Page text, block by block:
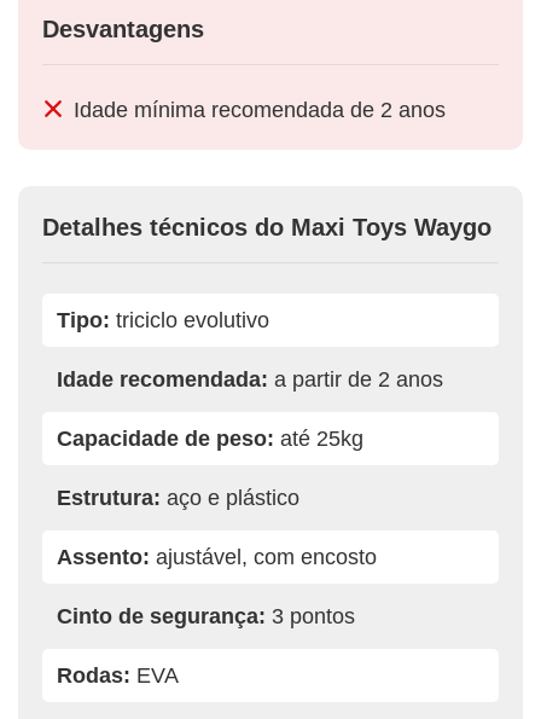
Desvantagens
Idade mínima recomendada de 2 anos
Detalhes técnicos do Maxi Toys Waygo
Tipo: triciclo evolutivo
Idade recomendada: a partir de 2 anos
Capacidade de peso: até 25kg
Estrutura: aço e plástico
Assento: ajustável, com encosto
Cinto de segurança: 3 pontos
Rodas: EVA